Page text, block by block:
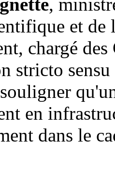
et de
chargé
stricto
en
dans le